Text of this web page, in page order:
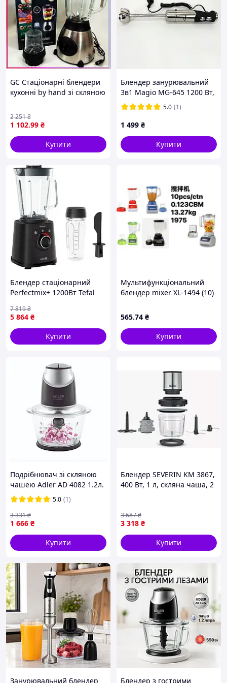
GC Стаціонарні блендери
кухонні by hand зі скляною
електричний блендер
подрібнюва Tro1\09
1 102.99 ₴
2 251₴
Купити
Блендер занурювальний
3в1 Magio MG-645 1200 Вт,
потужний і тихий з
титановими ножами.
5.0 (1)
1 499 ₴
Купити
Блендер стаціонарний
Perfectmix+ 1200Вт Tefal
5 864 ₴
7 819₴
Купити
Мультифункціональний
блендер mixer XL-1494 (10)
565.74 ₴
Купити
Подрібнювач зі скляною
чашею Adler AD 4082 1.2л.
550вт.
5.0 (1)
1 666 ₴
3 331₴
Купити
Блендер SEVERIN KM 3867,
400 Вт, 1 л, скляна чаша, 2
3 318 ₴
3 687₴
Купити
Занурювальний блендер
Блендер з гострими